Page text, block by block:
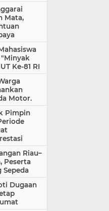
Mata,
"Minyak
Ke-81 RI
Motor.
Pimpin
Riau–
Peserta
Sepeda
Dugaan